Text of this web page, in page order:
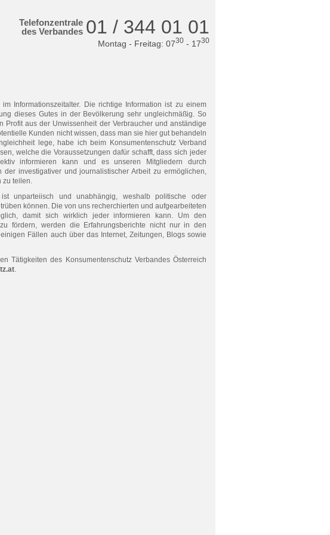
Telefonzentrale
des Verbandes 01 / 344 01 01
Montag - Freitag: 0730- 1730
Informationszeitalter. Die richtige Information ist zu einem
dieses Gutes in der Bevölkerung sehr ungleichmäßig. So
aus der Unwissenheit der Verbraucher und anständige
Kunden nicht wissen, dass man sie hier gut behandeln
lege, habe ich beim Konsumentenschutz Verband
welche die Voraussetzungen dafür schafft, dass sich jeder
informieren kann und es unseren Mitgliedern durch
investigativer und journalistischer Arbeit zu ermöglichen,
zu teilen.
ist unparteiisch und unabhängig, weshalb politische oder
können. Die von uns recherchierten und aufgearbeiteten
damit sich wirklich jeder informieren kann. Um den
fördern, werden die Erfahrungsberichte nicht nur in den
Fällen auch über das Internet, Zeitungen, Blogs sowie
Tätigkeiten des Konsumentenschutz Verbandes Österreich
.